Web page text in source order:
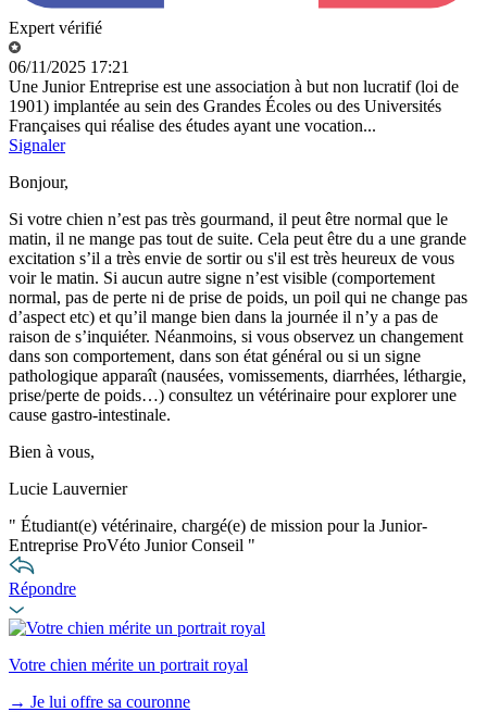
Expert vérifié
06/11/2025 17:21
Une Junior Entreprise est une association à but non lucratif (loi de
1901) implantée au sein des Grandes Écoles ou des Universités
Françaises qui réalise des études ayant une vocation...
Signaler
Bonjour,
Si votre chien n’est pas très gourmand, il peut être normal que le
matin, il ne mange pas tout de suite. Cela peut être du a une grande
excitation s’il a très envie de sortir ou s'il est très heureux de vous
voir le matin. Si aucun autre signe n’est visible (comportement
normal, pas de perte ni de prise de poids, un poil qui ne change pas
d’aspect etc) et qu’il mange bien dans la journée il n’y a pas de
raison de s’inquiéter. Néanmoins, si vous observez un changement
dans son comportement, dans son état général ou si un signe
pathologique apparaît (nausées, vomissements, diarrhées, léthargie,
prise/perte de poids…) consultez un vétérinaire pour explorer une
cause gastro-intestinale.
Bien à vous,
Lucie Lauvernier
" Étudiant(e) vétérinaire, chargé(e) de mission pour la Junior-
Entreprise ProVéto Junior Conseil "
Répondre
Votre chien mérite un portrait royal
→ Je lui offre sa couronne